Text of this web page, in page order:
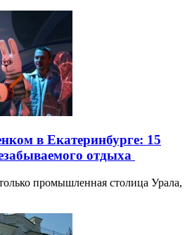
в Екатеринбурге: 15
отдыха
промышленная столица Урала,